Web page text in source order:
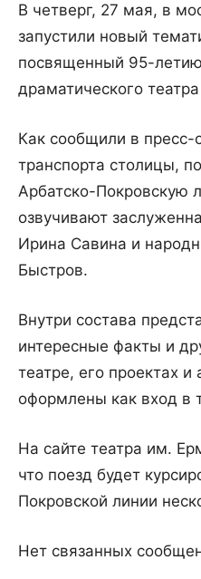
В четверг, 27 мая, в
запустили новый
посвященный 95-
драматического
Как сообщили в пресс-
транспорта столицы,
Арбатско-Покровскую
озвучивают
Ирина Савина и
Быстров.
Внутри состава
интересные факты и
театре, его проектах
оформлены как вход в
На сайте театра им.
что поезд будет
Покровской линии
Нет связанных